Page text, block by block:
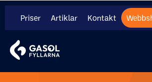
Priser Artiklar Kontakt